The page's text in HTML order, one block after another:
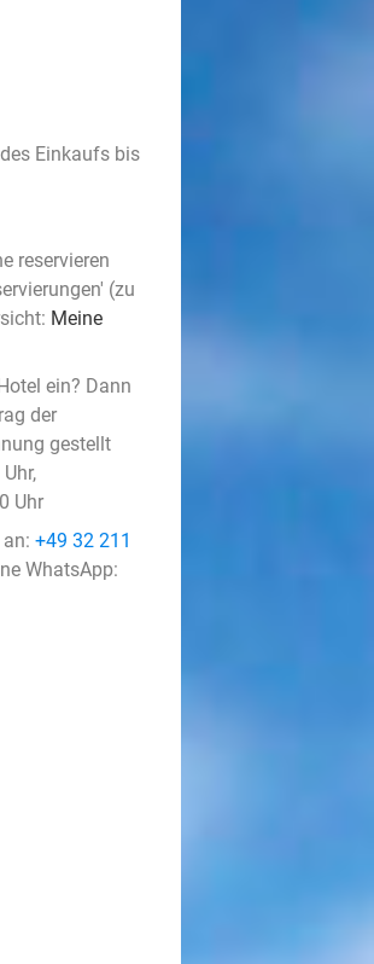
Einkaufs bis
reservieren
(zu
Meine
ein? Dann
der
gestellt
Uhr
+49 32 211
WhatsApp: